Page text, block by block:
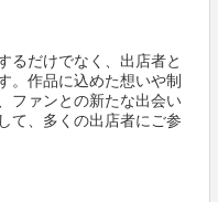
るだけでなく、出店者と
。作品に込めた想いや制
ファンとの新たな出会い
て、多くの出店者にご参